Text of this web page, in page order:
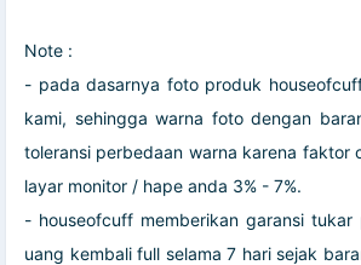
Note :
- pada dasarnya foto produk
kami, sehingga warna foto dengan
toleransi perbedaan warna karena faktor
layar monitor / hape anda 3% - 7%.
- houseofcuff memberikan garansi
uang kembali full selama 7 hari sejak